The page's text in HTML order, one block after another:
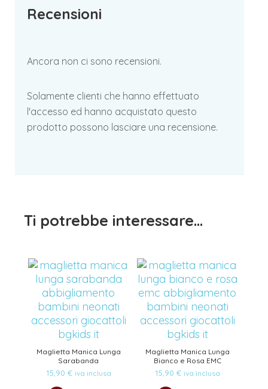
Recensioni
Ancora non ci sono recensioni.
Solamente clienti che hanno effettuato
l'accesso ed hanno acquistato questo
prodotto possono lasciare una recensione.
Ti potrebbe interessare…
Maglietta Manica Lunga
Sarabanda
15,90 € iva inclusa
Maglietta Manica Lunga
Bianco e Rosa EMC
15,90 € iva inclusa